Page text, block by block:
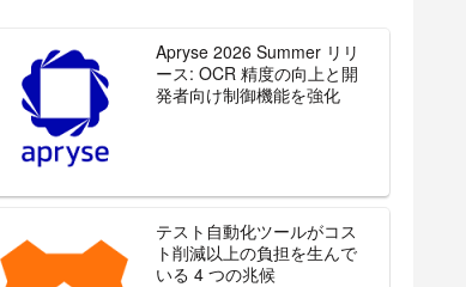
Apryse 2026 Summer リリ
ース: OCR 精度の向上と開
発者向け制御機能を強化
テスト自動化ツールがコス
ト削減以上の負担を生んで
いる 4 つの兆候